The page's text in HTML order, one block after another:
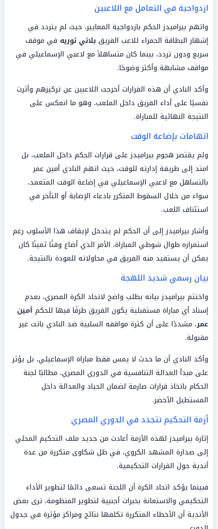
ازدواجية في التعامل مع اللاعبين
واتهم بيراميدز الحكم بازدواجية المعايير، حيث لم يتردد في
إشهار البطاقة الحمراء للاعب الفريق بلاتي توريه في موقف
سريع ودون تردد، بينما كان متساهلاً مع لاعبي الإسماعيلي في
مواقف مشابهة وأكثر وضوحًا.
وأكد النادي أن هذه القرارات أخرجت اللاعبين عن تركيزهم وأثرت
نفسيًا على أداء الفريق داخل الملعب، وهو ما انعكس على
النتيجة النهائية للمباراة.
اتهامات بإضاعة الوقت
ولم يقتصر هجوم بيراميدز على قرارات الحكم داخل الملعب، بل
امتد إلى طريقة إدارته للوقت، حيث اتهم النادي أمين عمر
بالتساهل مع لاعبي الإسماعيلي في إضاعة الوقت المتعمد،
سواء من خلال السقوط المتكرر بادعاء الإصابة أو التأخر في
استئناف اللعب.
وأشار بيراميدز إلى أن الحكم لم يتدخل لإيقاف هذا الأسلوب رغم
استمراره طوال شوطي المباراة، الأمر الذي أضاع وقتًا ثمينًا كان
يمكن أن يستفيد منه الفريق في محاولاته للعودة بالنتيجة.
بيان رسمي شديد اللهجة
واختتم بيراميدز بيانه بطلب واضح لاتحاد الكرة المصري، بعدم
إسناد أي مباراة مستقبلية يكون الفريق طرفًا فيها للحكم أمين
عمر، مشددًا على أن كثرة مواقفه السلبية ضد النادي باتت غير
مقبولة.
وأكد النادي أن ما حدث لا يمس فقط مباراة الإسماعيلي، بل يؤثر
على مبدأ العدالة التنافسية في الدوري المصري، مطالبًا لجنة
الحكام باتخاذ قرارات صارمة لضمان الحياد والعدالة داخل
المستطيل الأخضر.
أزمة التحكيم تتجدد في الدوري المصري
إثارة بيراميدز لهذه الأزمة أعادت من جديد ملف التحكيم المحلي
إلى صدارة المشهد الكروي، في ظل شكاوى متكررة من عدة
أندية حول القرارات التحكيمية.
فبينما يؤكد اتحاد الكرة أن اللجنة تسعى دائمًا لتطوير الأداء
التحكيمي والاستعانة بخبرات أجنبية لتطوير المنظومة، ترى بعض
الأندية أن الأخطاء المتكررة تكلفها نتائج ومراكز مؤثرة في جدول